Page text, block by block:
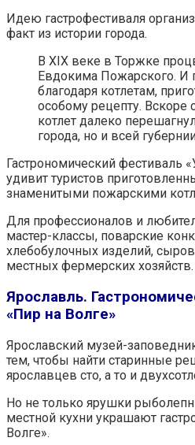
Идею гастрофестиваля
факт из истории города.
В XIX веке в Торжке
Евдокима Пожарского. И
благодаря котлетам,
особому рецепту. Вскоре
котлет далеко
города, но и всей
Гастрономический фестиваль
удивит туристов
знаменитыми пожарскими
Для профессионалов и
мастер-классы, поварские
хлебобулочных изделий,
местных фермерских хозяйств.
Ярославль.
«Пир на Волге»
Ярославский музей-
тем, чтобы найти старинные
ярославцев сто, а то и
Но не только ярушки
местной кухни украшают
Волге».